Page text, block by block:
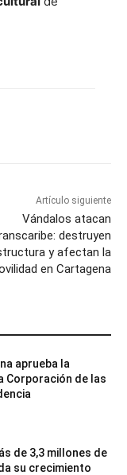
Artículo siguiente
Vándalos atacan
destruyen
y afectan la
en Cartagena
aprueba la
Corporación de las
de 3,3 millones de
su crecimiento